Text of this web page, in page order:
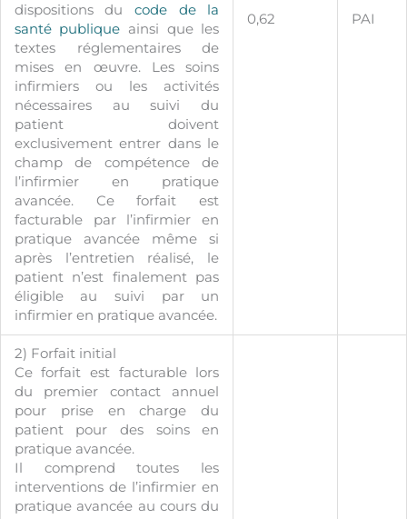
dispositions du code de la
santé publique ainsi que les
textes réglementaires de
mises en œuvre. Les soins
infirmiers ou les activités
nécessaires au suivi du
patient doivent
exclusivement entrer dans le
champ de compétence de
l’infirmier en pratique
avancée. Ce forfait est
facturable par l’infirmier en
pratique avancée même si
après l’entretien réalisé, le
patient n’est finalement pas
éligible au suivi par un
infirmier en pratique avancée.
0,62 PAI
2) Forfait initial
Ce forfait est facturable lors
du premier contact annuel
pour prise en charge du
patient pour des soins en
pratique avancée.
Il comprend toutes les
interventions de l’infirmier en
pratique avancée au cours du